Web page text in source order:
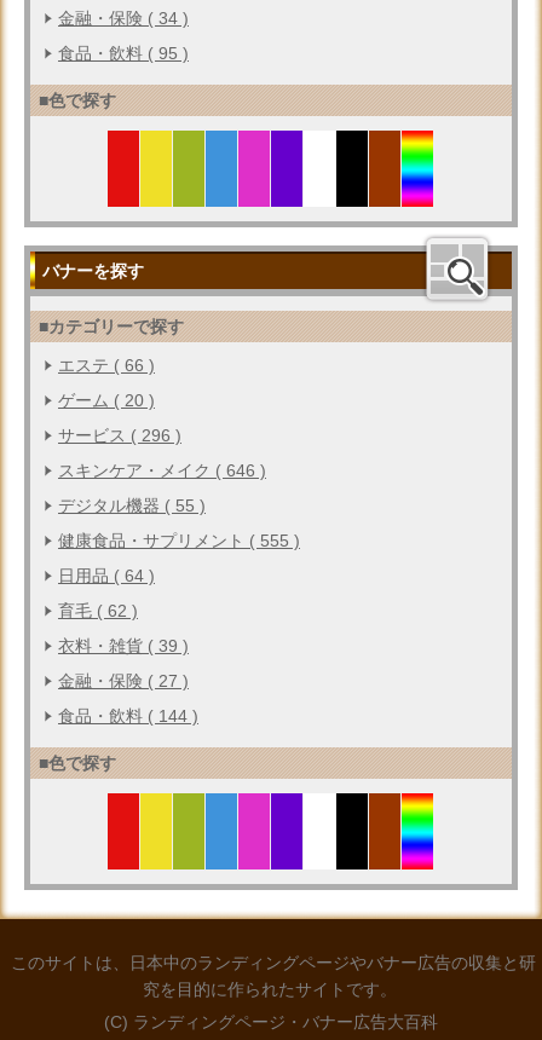
金融・保険 ( 34 )
食品・飲料 ( 95 )
■色で探す
バナーを探す
■カテゴリーで探す
エステ ( 66 )
ゲーム ( 20 )
サービス ( 296 )
スキンケア・メイク ( 646 )
デジタル機器 ( 55 )
健康食品・サプリメント ( 555 )
日用品 ( 64 )
育毛 ( 62 )
衣料・雑貨 ( 39 )
金融・保険 ( 27 )
食品・飲料 ( 144 )
■色で探す
このサイトは、日本中のランディングページやバナー広告の収集と研
究を目的に作られたサイトです。
(C) ランディングページ・バナー広告大百科